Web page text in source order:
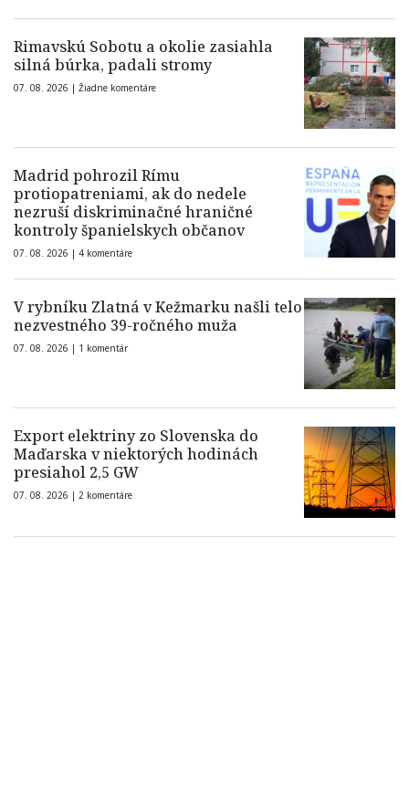
Rimavskú Sobotu a okolie zasiahla
silná búrka, padali stromy
07. 08. 2026 | Žiadne komentáre
Madrid pohrozil Rímu
protiopatreniami, ak do nedele
nezruší diskriminačné hraničné
kontroly španielskych občanov
07. 08. 2026 | 4 komentáre
V rybníku Zlatná v Kežmarku našli telo
nezvestného 39-ročného muža
07. 08. 2026 | 1 komentár
Export elektriny zo Slovenska do
Maďarska v niektorých hodinách
presiahol 2,5 GW
07. 08. 2026 | 2 komentáre